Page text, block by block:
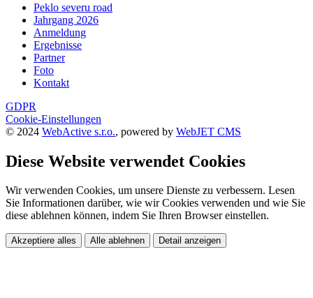
Peklo severu road
Jahrgang 2026
Anmeldung
Ergebnisse
Partner
Foto
Kontakt
GDPR
Cookie-Einstellungen
© 2024 WebActive s.r.o., powered by WebJET CMS
Diese Website verwendet Cookies
Wir verwenden Cookies, um unsere Dienste zu verbessern. Lesen
Sie Informationen darüber, wie wir Cookies verwenden und wie Sie
diese ablehnen können, indem Sie Ihren Browser einstellen.
Akzeptiere alles Alle ablehnen Detail anzeigen